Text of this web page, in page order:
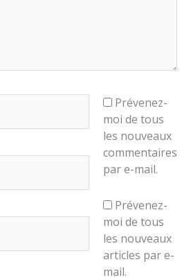
Prévenez-
moi de tous
les nouveaux
commentaires
par e-mail.
Prévenez-
moi de tous
les nouveaux
articles par e-
mail.